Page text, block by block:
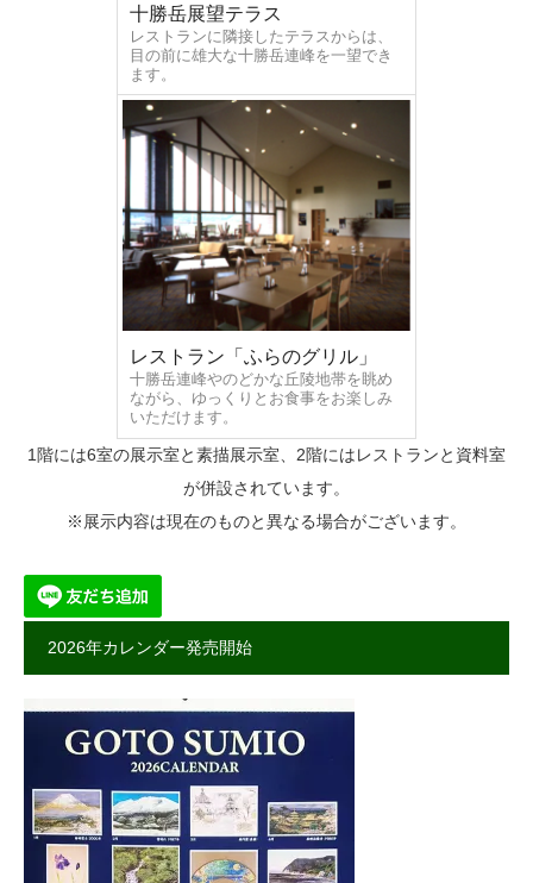
十勝岳展望テラス
レストランに隣接したテラスからは、
目の前に雄大な十勝岳連峰を一望でき
ます。
レストラン「ふらのグリル」
十勝岳連峰やのどかな丘陵地帯を眺め
ながら、ゆっくりとお食事をお楽しみ
いただけます。
1階には6室の展示室と素描展示室、2階にはレストランと資料室
が併設されています。
※展示内容は現在のものと異なる場合がございます。
2026年カレンダー発売開始